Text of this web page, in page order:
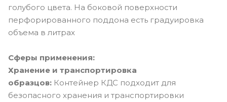
голубого цвета. На боковой поверхности
перфорированного поддона есть градуировка
объема в литрах
Сферы применения:
Хранение и транспортировка
образцов: Контейнер КДС подходит для
безопасного хранения и транспортировки